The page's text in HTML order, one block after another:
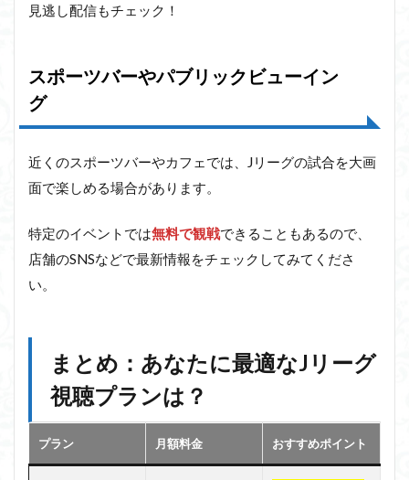
見逃し配信もチェック！
スポーツバーやパブリックビューイン
グ
近くのスポーツバーやカフェでは、Jリーグの試合を大画
面で楽しめる場合があります。
特定のイベントでは無料で観戦できることもあるので、
店舗のSNSなどで最新情報をチェックしてみてくださ
い。
まとめ：あなたに最適なJリーグ
視聴プランは？
プラン 月額料金 おすすめポイント